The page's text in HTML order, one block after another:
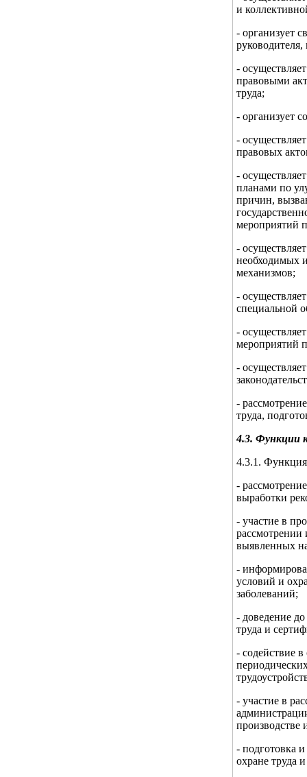
и
- организует
-
правовыми
труда;
- организует
-
правовых
-
планами по
причин,
мероприятий
-
необходимых
механизмов;
-
специальной
-
мероприятий
-
-
труда,
4.3. Функции
4.3.1.
-
выработки
- участие в
рассмотрении
выявленных
-
условий и
заболеваний;
- доведение
труда и
- содействие
- участие в
производстве
- подготовка
охране труда